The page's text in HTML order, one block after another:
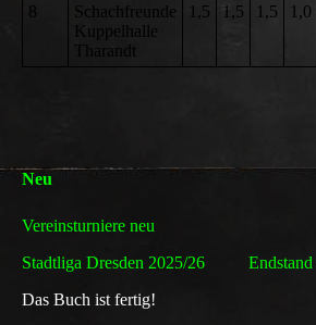
8
Schachfreunde
Kuppelhalle
Tharandt
1,5 1,5 1,5 1,0
Neu
Vereinsturniere neu
Stadtliga Dresden 2025/26 Endstand
Das Buch ist fertig!